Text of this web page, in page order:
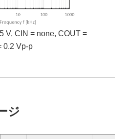
V, CIN = none, COUT =
0.2 Vp-p
ジ